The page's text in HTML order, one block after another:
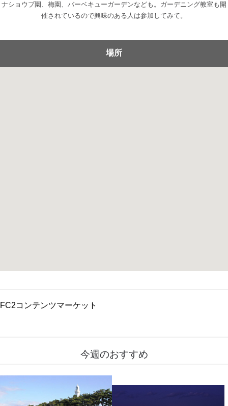
ナショウブ園、梅園、バーベキューガーデンなども。ガーデニング教室も開
催されているので興味のある人は参加してみて。
場所
FC2コンテンツマーケット
今週のおすすめ